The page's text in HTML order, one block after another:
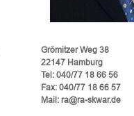
Grömitzer Weg 38
22147 Hamburg
Tel: 040/77 18 66 56
Fax: 040/77 18 66 57
Mail: ra@ra-skwar.de